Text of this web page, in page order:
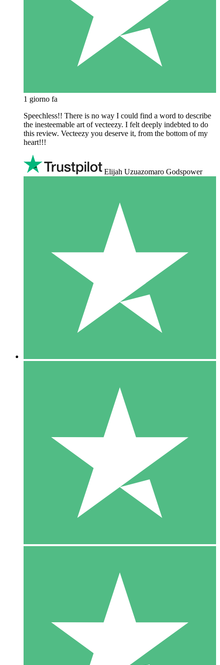
1 giorno fa
Speechless!! There is no way I could find a word to describe
the inesteemable art of vecteezy. I felt deeply indebted to do
this review. Vecteezy you deserve it, from the bottom of my
heart!!!
Elijah Uzuazomaro Godspower